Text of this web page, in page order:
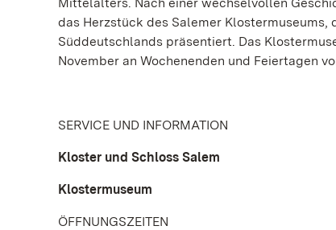
das Herzstück des Salemer
Süddeutschlands präsentiert. Das
November an Wochenenden und Feiertagen
SERVICE UND INFORMATION
Kloster und Schloss Salem
Klostermuseum
ÖFFNUNGSZEITEN